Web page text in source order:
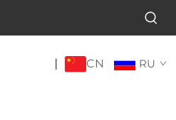
| CN RU